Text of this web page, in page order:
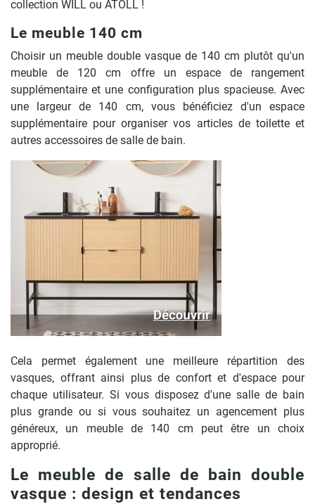
collection WILL ou ATOLL !
Le meuble 140 cm
Choisir un meuble double vasque de 140 cm plutôt qu'un
meuble de 120 cm offre un espace de rangement
supplémentaire et une configuration plus spacieuse. Avec
une largeur de 140 cm, vous bénéficiez d'un espace
supplémentaire pour organiser vos articles de toilette et
autres accessoires de salle de bain.
Cela permet également une meilleure répartition des
vasques, offrant ainsi plus de confort et d'espace pour
chaque utilisateur. Si vous disposez d'une salle de bain
plus grande ou si vous souhaitez un agencement plus
généreux, un meuble de 140 cm peut être un choix
approprié.
Le meuble de salle de bain double
vasque : design et tendances